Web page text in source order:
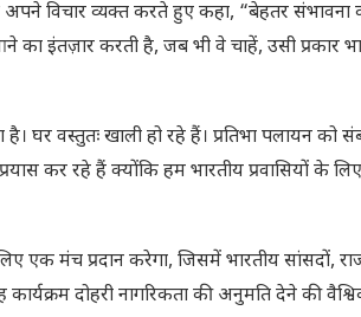
विचार व्यक्त करते हुए कहा, “बेहतर संभावना
इंतज़ार करती है, जब भी वे चाहें, उसी प्रकार
घर वस्तुतः खाली हो रहे हैं। प्रतिभा पलायन
कर रहे हैं क्योंकि हम भारतीय प्रवासियों के लिए
एक मंच प्रदान करेगा, जिसमें भारतीय सांसदों,
दोहरी नागरिकता की अनुमति देने की